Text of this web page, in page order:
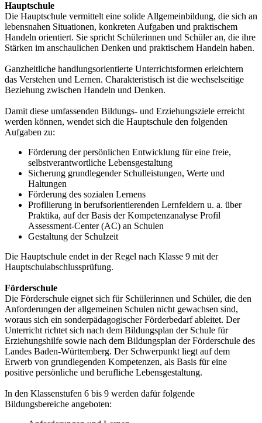
Hauptschule
Die Hauptschule vermittelt eine solide Allgemeinbildung, die sich an
lebensnahen Situationen, konkreten Aufgaben und praktischem
Handeln orientiert. Sie spricht Schülerinnen und Schüler an, die ihre
Stärken im anschaulichen Denken und praktischem Handeln haben.
Ganzheitliche handlungsorientierte Unterrichtsformen erleichtern
das Verstehen und Lernen. Charakteristisch ist die wechselseitige
Beziehung zwischen Handeln und Denken.
Damit diese umfassenden Bildungs- und Erziehungsziele erreicht
werden können, wendet sich die Hauptschule den folgenden
Aufgaben zu:
Förderung der persönlichen Entwicklung für eine freie,
selbstverantwortliche Lebensgestaltung
Sicherung grundlegender Schulleistungen, Werte und
Haltungen
Förderung des sozialen Lernens
Profilierung in berufsorientierenden Lernfeldern u. a. über
Praktika, auf der Basis der Kompetenzanalyse Profil
Assessment-Center (AC) an Schulen
Gestaltung der Schulzeit
Die Hauptschule endet in der Regel nach Klasse 9 mit der
Hauptschulabschlussprüfung.
Förderschule
Die Förderschule eignet sich für Schülerinnen und Schüler, die den
Anforderungen der allgemeinen Schulen nicht gewachsen sind,
woraus sich ein sonderpädagogischer Förderbedarf ableitet. Der
Unterricht richtet sich nach dem Bildungsplan der Schule für
Erziehungshilfe sowie nach dem Bildungsplan der Förderschule des
Landes Baden-Württemberg. Der Schwerpunkt liegt auf dem
Erwerb von grundlegenden Kompetenzen, als Basis für eine
positive persönliche und berufliche Lebensgestaltung.
In den Klassenstufen 6 bis 9 werden dafür folgende
Bildungsbereiche angeboten: